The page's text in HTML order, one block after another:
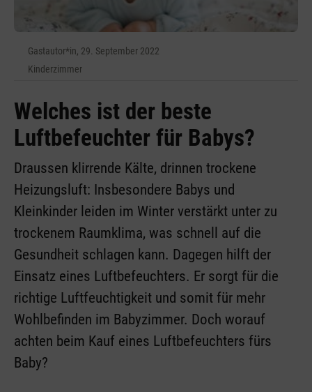
Gastautor*in, 29. September 2022
Kinderzimmer
Welches ist der beste
Luftbefeuchter für Babys?
Draussen klirrende Kälte, drinnen trockene
Heizungsluft: Insbesondere Babys und
Kleinkinder leiden im Winter verstärkt unter zu
trockenem Raumklima, was schnell auf die
Gesundheit schlagen kann. Dagegen hilft der
Einsatz eines Luftbefeuchters. Er sorgt für die
richtige Luftfeuchtigkeit und somit für mehr
Wohlbefinden im Babyzimmer. Doch worauf
achten beim Kauf eines Luftbefeuchters fürs
Baby?